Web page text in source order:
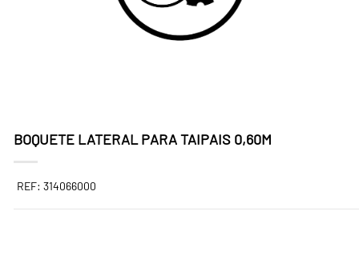
BOQUETE LATERAL PARA TAIPAIS 0,60M
REF: 314066000